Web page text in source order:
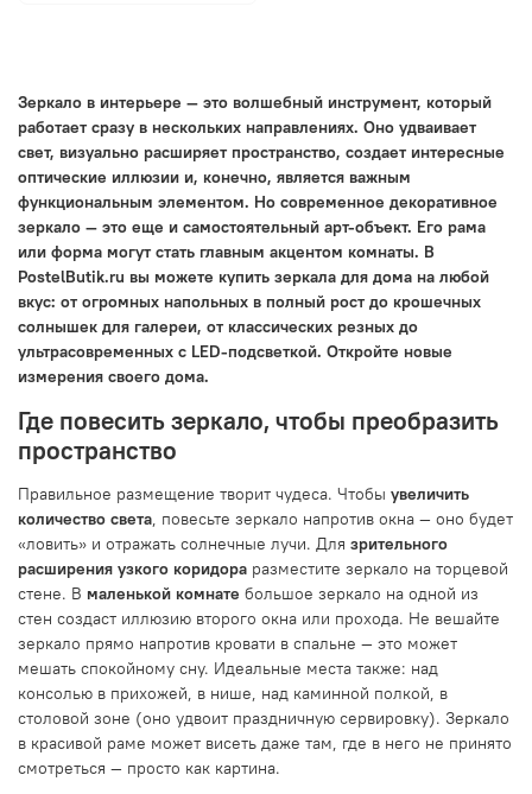
Зеркало в интерьере — это волшебный инструмент, который
работает сразу в нескольких направлениях. Оно удваивает
свет, визуально расширяет пространство, создает интересные
оптические иллюзии и, конечно, является важным
функциональным элементом. Но современное декоративное
зеркало — это еще и самостоятельный арт-объект. Его рама
или форма могут стать главным акцентом комнаты. В
PostelButik.ru вы можете купить зеркала для дома на любой
вкус: от огромных напольных в полный рост до крошечных
солнышек для галереи, от классических резных до
ультрасовременных с LED-подсветкой. Откройте новые
измерения своего дома.
Где повесить зеркало, чтобы преобразить
пространство
Правильное размещение творит чудеса. Чтобы увеличить
количество света, повесьте зеркало напротив окна — оно будет
«ловить» и отражать солнечные лучи. Для зрительного
расширения узкого коридора разместите зеркало на торцевой
стене. В маленькой комнате большое зеркало на одной из
стен создаст иллюзию второго окна или прохода. Не вешайте
зеркало прямо напротив кровати в спальне — это может
мешать спокойному сну. Идеальные места также: над
консолью в прихожей, в нише, над каминной полкой, в
столовой зоне (оно удвоит праздничную сервировку). Зеркало
в красивой раме может висеть даже там, где в него не принято
смотреться — просто как картина.